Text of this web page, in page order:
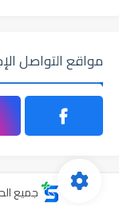
مواقع التواصل
جميع